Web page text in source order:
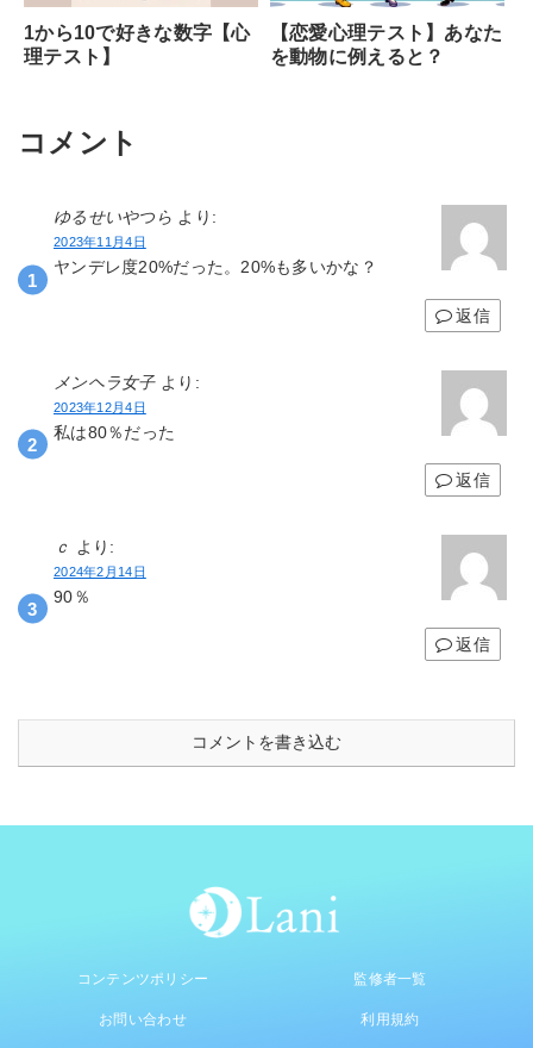
1から10で好きな数字【心
理テスト】
【恋愛心理テスト】あなた
を動物に例えると？
コメント
ゆるせいやつら より:
2023年11月4日
ヤンデレ度20%だった。20%も多いかな？
返信
メンヘラ女子 より:
2023年12月4日
私は80％だった
返信
ｃ より:
2024年2月14日
90％
返信
コメントを書き込む
コンテンツポリシー 監修者一覧
お問い合わせ 利用規約